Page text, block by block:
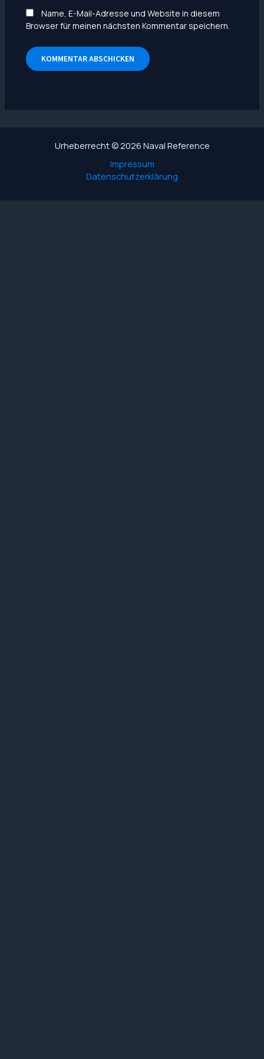
Name, E-Mail-Adresse und Website in diesem
Browser für meinen nächsten Kommentar speichern.
Urheberrecht © 2026 Naval Reference
Impressum
Datenschutzerklärung